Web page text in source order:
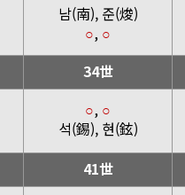
남(南), 준(焌)
○, ○
34世
○, ○
석(錫), 현(鉉)
41世